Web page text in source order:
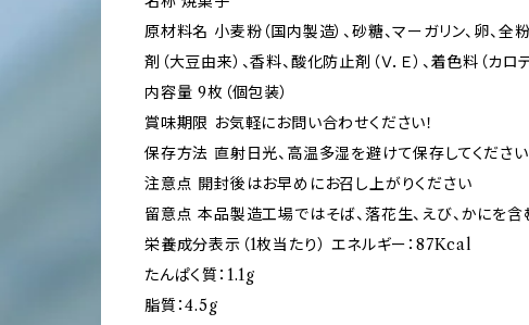
原材料名 小麦粉（国内製造）、砂糖、マーガリン、卵、
剤（大豆由来）、香料、酸化防止剤（Ｖ．Ｅ）、着色料（カロ
内容量 9枚（個包装）
賞味期限 お気軽にお問い合わせください！
保存方法 直射日光、高温多湿を避けて保存してください
注意点 開封後はお早めにお召し上がりください
留意点 本品製造工場ではそば、落花生、えび、かにを含
栄養成分表示（1枚当たり） エネルギー：87Kcal
たんぱく質：1.1g
脂質：4.5g